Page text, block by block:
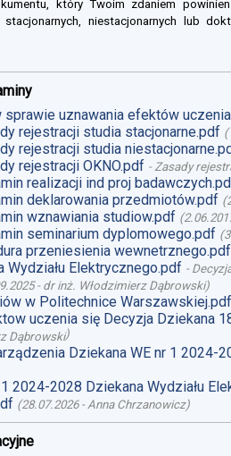
który Twoim zdaniem
niestacjonarnych lub
sprawie uznawania efektów
rejestracji studia stacjonarne.pdf (
rejestracji studia
rejestracji OKNO.pdf - Zasady
realizacji ind proj
deklarowania przedmiotów.pdf (
wznawiania studiow.pdf (
seminarium dyplomowego.pdf (
przeniesienia wewnetrznego.pdf
Wydziału Elektrycznego.pdf -
- dr inż. Włodzimierz Dąbrowski)
w Politechnice Warszawskiej.pdf
uczenia się Decyzja Dziekana
Dąbrowski)
Dziekana WE nr 1
2024-2028 Dziekana Wydziału
(28.07.2026- Anna Chrzanowicz)